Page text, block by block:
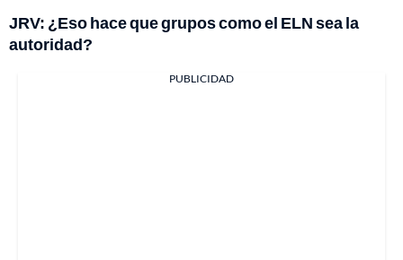
JRV: ¿Eso hace que grupos como el ELN sea la
autoridad?
PUBLICIDAD